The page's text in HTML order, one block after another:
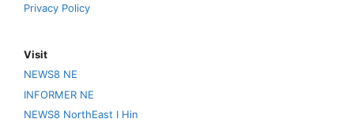
Privacy Policy
Visit
NEWS8 NE
INFORMER NE
NEWS8 NorthEast I Hin